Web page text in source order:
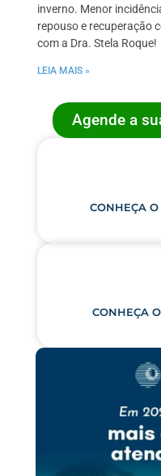
inverno. Menor
repouso e recuperação
com a Dra. Stela Roque!
LEIA MAIS »
Agende a
CONHEÇA
CONHEÇA